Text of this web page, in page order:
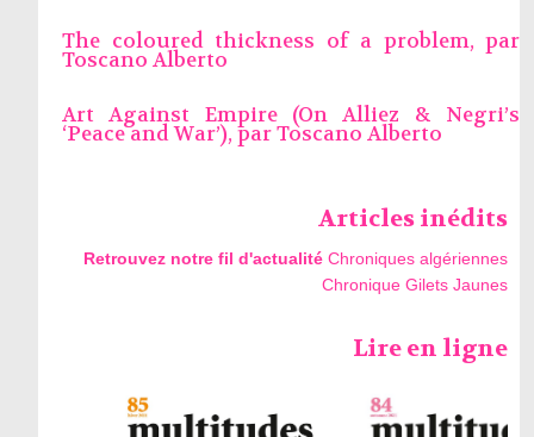
The coloured thickness of a problem, par
Toscano Alberto
Art Against Empire (On Alliez & Negri’s
‘Peace and War’), parToscano Alberto
Articles inédits
Retrouvez notre fil d'actualité Chroniques algériennes
Chronique Gilets Jaunes
Lire en ligne